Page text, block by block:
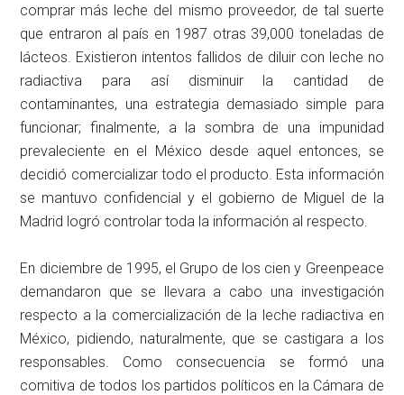
comprar más leche del mismo proveedor, de tal suerte
que entraron al país en 1987 otras 39,000 toneladas de
lácteos. Existieron intentos fallidos de diluir con leche no
radiactiva para así disminuir la cantidad de
contaminantes, una estrategia demasiado simple para
funcionar; finalmente, a la sombra de una impunidad
prevaleciente en el México desde aquel entonces, se
decidió comercializar todo el producto. Esta información
se mantuvo confidencial y el gobierno de Miguel de la
Madrid logró controlar toda la información al respecto.
En diciembre de 1995, el Grupo de los cien y Greenpeace
demandaron que se llevara a cabo una investigación
respecto a la comercialización de la leche radiactiva en
México, pidiendo, naturalmente, que se castigara a los
responsables. Como consecuencia se formó una
comitiva de todos los partidos políticos en la Cámara de